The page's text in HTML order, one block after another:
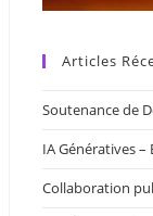
Articles
Soutenance de
IA Génératives –
Collaboration